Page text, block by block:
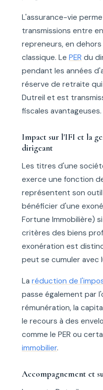
L'assurance-vie
transmissions entre
repreneurs, en
classique. Le PER du
pendant les années
réserve de retraite
Dutreil et est
fiscales avantageuses.
Impact sur l'IFI et la
dirigeant
Les titres d'une
exerce une fonction
représentent son
bénéficier d'une
Fortune Immobilière)
critères des biens
exonération est
peut se cumuler avec
La réduction de
passe également par
rémunération, la
le recours à des
comme le PER ou
immobilier.
Accompagnement et